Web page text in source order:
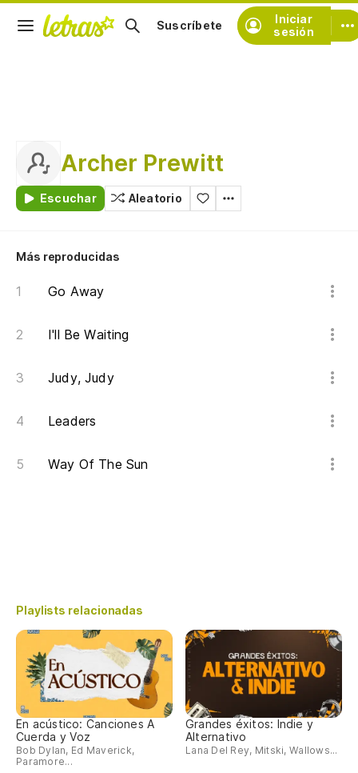
Iniciar
sesión
Suscríbete
Archer Prewitt
Escuchar Aleatorio
Más reproducidas
Go Away
I'll Be Waiting
Judy, Judy
Leaders
Way Of The Sun
Playlists relacionadas
En acústico: Canciones A
Cuerda y Voz
Bob Dylan, Ed Maverick,
Paramore...
Grandes éxitos: Indie y
Alternativo
Lana Del Rey, Mitski, Wallows...